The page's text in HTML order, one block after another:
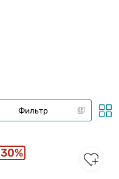
Фильтр
30%